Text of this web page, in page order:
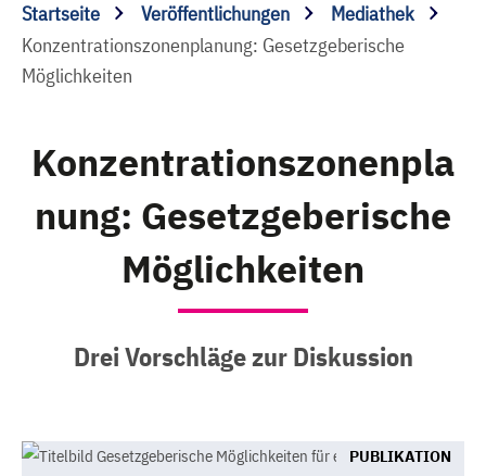
Startseite Veröffentlichungen
Mediathek
Konzentrationszonenplanung: Gesetzgeberische
Möglichkeiten
Konzentrationszonenpla
nung: Gesetzgeberische
Möglichkeiten
Drei Vorschläge zur Diskussion
PUBLIKATION